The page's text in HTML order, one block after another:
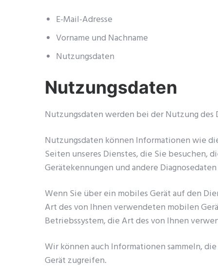
E-Mail-Adresse
Vorname und Nachname
Nutzungsdaten
Nutzungsdaten
Nutzungsdaten werden bei der Nutzung
Nutzungsdaten können Informationen wie
Seiten unseres Dienstes, die Sie besuchen,
Gerätekennungen und andere
Wenn Sie über ein mobiles Gerät auf den
Art des von Ihnen verwendeten mobilen
Betriebssystem, die Art des von Ihnen
Wir können auch Informationen sammeln,
Gerät zugreifen.